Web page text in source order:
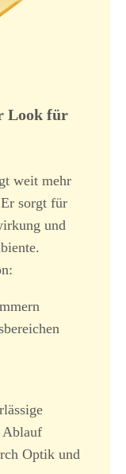
Look für
weit mehr
sorgt für
und
Ablauf
Optik und